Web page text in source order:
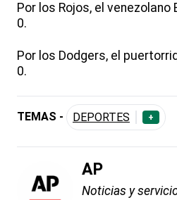
Por los Rojos, el venezolano
0.
Por los Dodgers, el
0.
TEMAS - DEPORTES +
AP
Noticias y